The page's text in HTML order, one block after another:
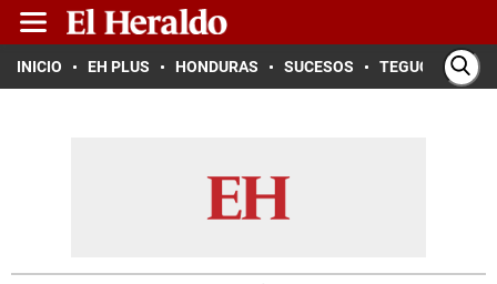
INICIO EH PLUS HONDURAS SUCESOS TEGUCIGALPA